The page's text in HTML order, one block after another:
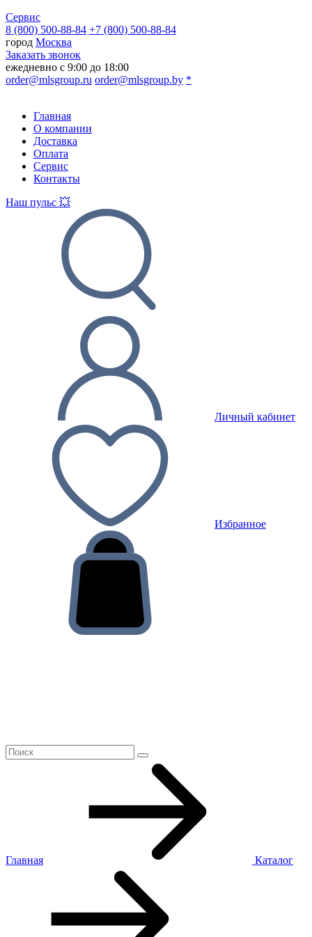
Сервис
8 (800) 500-88-84 +7 (800) 500-88-84
город Москва
Заказать звонок
ежедневно с 9:00 до 18:00
order@mlsgroup.ru order@mlsgroup.by *
Главная
О компании
Доставка
Оплата
Сервис
Контакты
Наш пульс 💥
Личный кабинет
Избранное
Главная Каталог